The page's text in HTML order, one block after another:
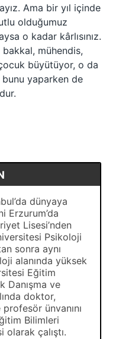
Ama bir yıl içinde
olduğumuz
o kadar kârlısınız.
mühendis,
büyütüyor, o da
yaparken de
dünyaya
Erzurum’da
Lisesi’nden
Psikoloji
sonra aynı
alanında yüksek
Eğitim
Danışma ve
doktor,
ünvanını
Bilimleri
olarak çalıştı.